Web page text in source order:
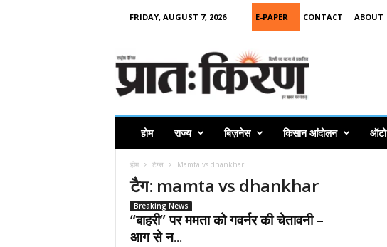
FRIDAY, AUGUST 7, 2026 E-PAPER CONTACT ABOUT
r
a
t
h
होम राज्य बिज़नेस किसान आंदोलन ऑटो
होम टैग्स Mamta vs dhankhar
टैग: mamta vs dhankhar
Breaking News
“बाहरी” पर ममता को गवर्नर की चेतावनी –
आग से न...